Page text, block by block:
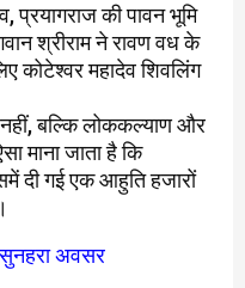
प्रयागराज की पावन भूमि
श्रीराम ने रावण वध के
कोटेश्वर महादेव शिवलिंग
नहीं, बल्कि लोककल्याण और
माना जाता है कि
दी गई एक आहुति हजारों
सुनहरा अवसर